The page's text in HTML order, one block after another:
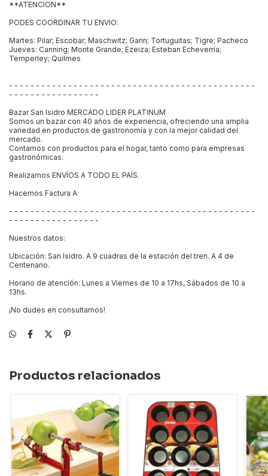
**ATENCION**
PODES COORDINAR TU ENVIO:
Martes: Pilar; Escobar; Maschwitz; Garin; Tortuguitas; Tigre; Pacheco
Jueves: Canning; Monte Grande; Ezeiza; Esteban Echeverría;
Temperley; Quilmes
- - - - - - - - - - - - - - - - - - - - - - - - - - - - - - - - - - - - - - - - - - - - - -
- - - - - - - - - - - - - - - - -
Bazar San Isidro MERCADO LIDER PLATINUM
Somos un bazar con 40 años de experiencia, ofreciendo una amplia
variedad en productos de gastronomía y con la mejor calidad del
mercado.
Contamos con productos para el hogar, tanto como para empresas
gastronómicas.
Realizamos ENVÍOS A TODO EL PAÍS.
Hacemos Factura A
- - - - - - - - - - - - - - - - - - - - - - - - - - - - - - - - - - - - - - - - - - - - - -
- - - - - - - - - - - - - - - - -
Nuestros datos:
Ubicación: San Isidro. A 9 cuadras de la estación del tren. A 4 de
Centenario.
Horario de atención: Lunes a Viernes de 10 a 17hs, Sábados de 10 a
13hs.
¡No dudes en consultarnos!
Productos relacionados